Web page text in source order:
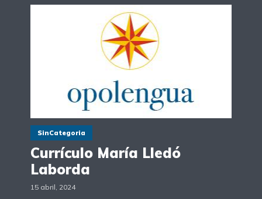
SinCategoria
Currículo María Lledó
Laborda
15 abril, 2024